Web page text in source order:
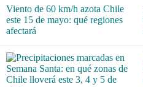
Viento de 60 km/h azota Chile
este 15 de mayo: qué regiones
afectará